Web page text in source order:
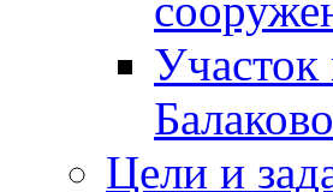
Балаково
Цели и